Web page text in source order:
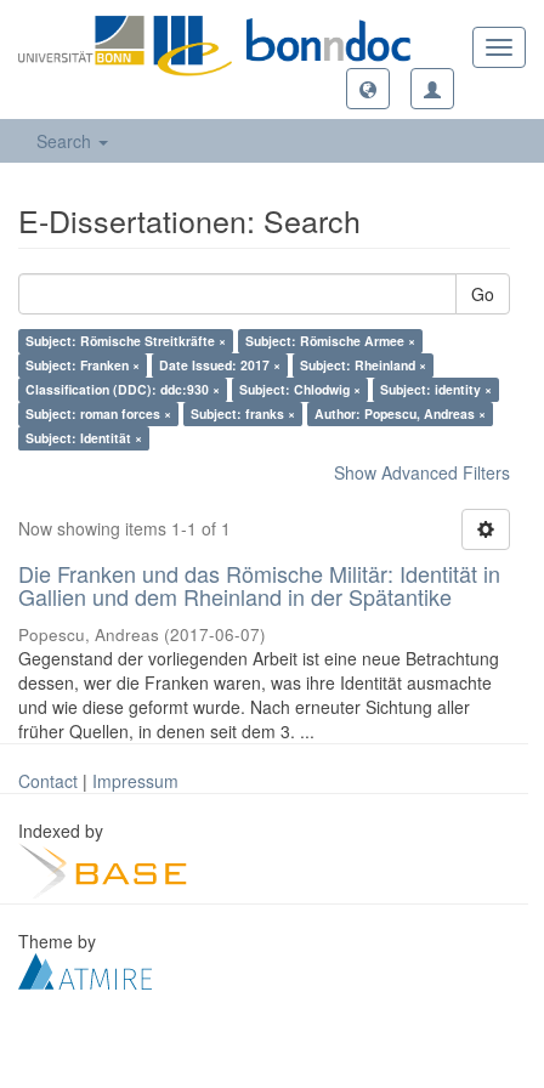
Search
E-Dissertationen: Search
Go
Subject: Römische Streitkräfte ×
Subject: Römische Armee ×
Subject: Franken ×
Date Issued: 2017 ×
Subject: Rheinland ×
Classification (DDC): ddc:930 ×
Subject: Chlodwig ×
Subject: identity ×
Subject: roman forces ×
Subject: franks ×
Author: Popescu, Andreas ×
Subject: Identität ×
Show Advanced Filters
Now showing items 1-1 of 1
Die Franken und das Römische Militär: Identität in
Gallien und dem Rheinland in der Spätantike
Popescu, Andreas (2017-06-07)
Gegenstand der vorliegenden Arbeit ist eine neue Betrachtung
dessen, wer die Franken waren, was ihre Identität ausmachte
und wie diese geformt wurde. Nach erneuter Sichtung aller
früher Quellen, in denen seit dem 3. ...
Contact | Impressum
Indexed by
Theme by